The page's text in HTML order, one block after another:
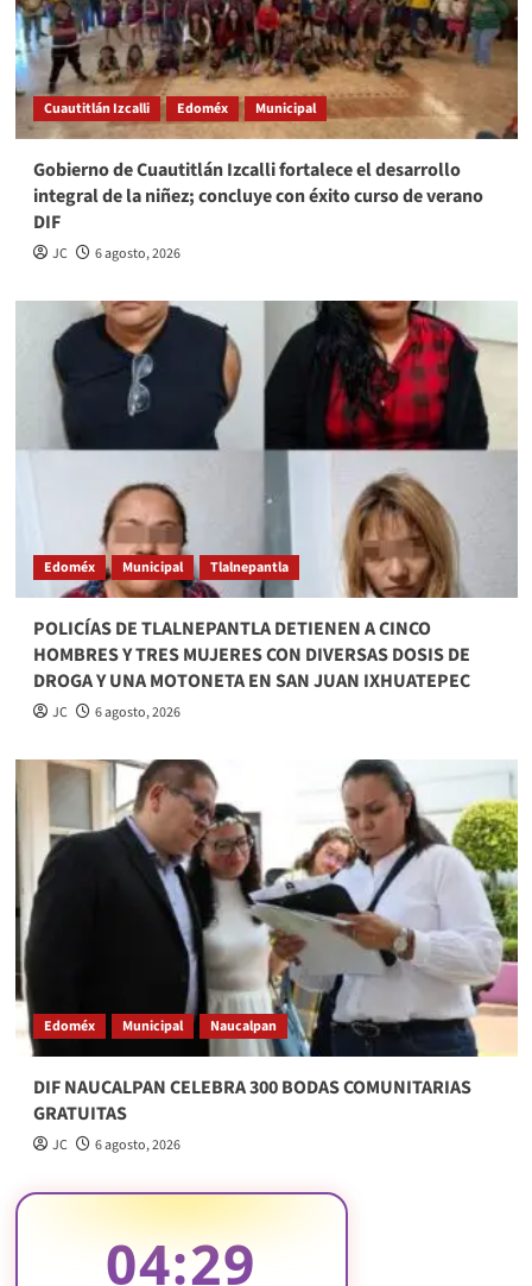
Cuautitlán Izcalli Edoméx Municipal
Gobierno de Cuautitlán Izcalli fortalece el desarrollo
integral de la niñez; concluye con éxito curso de verano
DIF
JC 6 agosto, 2026
Edoméx Municipal Tlalnepantla
POLICÍAS DE TLALNEPANTLA DETIENEN A CINCO
HOMBRES Y TRES MUJERES CON DIVERSAS DOSIS DE
DROGA Y UNA MOTONETA EN SAN JUAN IXHUATEPEC
JC 6 agosto, 2026
Edoméx Municipal Naucalpan
DIF NAUCALPAN CELEBRA 300 BODAS COMUNITARIAS
GRATUITAS
JC 6 agosto, 2026
04:29